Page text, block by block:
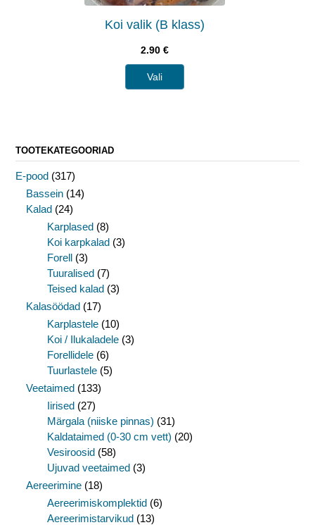
Koi valik (B klass)
2.90 €
Vali
TOOTEKATEGOORIAD
E-pood (317)
Bassein (14)
Kalad (24)
Karplased (8)
Koi karpkalad (3)
Forell (3)
Tuuralised (7)
Teised kalad (3)
Kalasöödad (17)
Karplastele (10)
Koi / Ilukaladele (3)
Forellidele (6)
Tuurlastele (5)
Veetaimed (133)
Iirised (27)
Märgala (niiske pinnas) (31)
Kaldataimed (0-30 cm vett) (20)
Vesiroosid (58)
Ujuvad veetaimed (3)
Aereerimine (18)
Aereerimiskomplektid (6)
Aereerimistarvikud (13)